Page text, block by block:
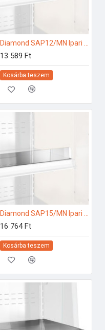
13 589 Ft
Kosárba teszem
Diamond SAP15/MN Ipari hűtő kiegészítők
16 764 Ft
Kosárba teszem